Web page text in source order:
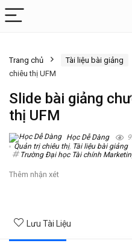
Trang chủ Tài liệu bài giảng
chiêu thị UFM
Slide bài giảng
thị UFM
Học Dễ Dàng
Quản trị chiêu thị, Tài liệu bài giảng
Trường Đại học Tài chính
Thêm nhận xét
Lưu Tài Liệu